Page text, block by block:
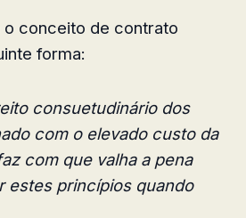
o conceito de contrato
forma:
consuetudinário dos
com o elevado custo da
com que valha a pena
estes princípios quando